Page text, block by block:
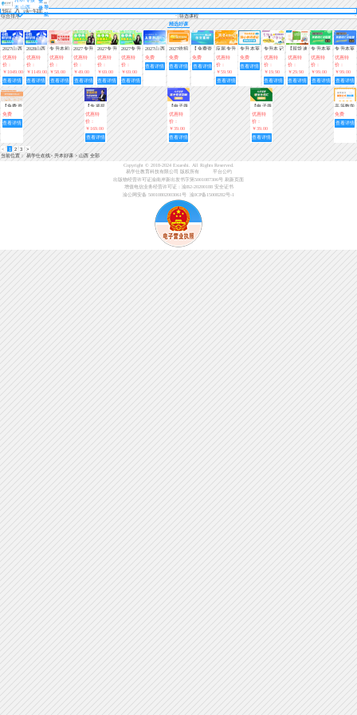
本 山西
登
录导
航
综合排序
筛选课程
精选好课
2027山西
专升本全
科畅学班
优惠特
价：
￥1049.00
查看详情
2028山西
专升本全
科畅学班
优惠特
价：
￥1149.00
查看详情
专升本初
级入门英
语教材
优惠特
价：
￥58.00
查看详情
2027专升
本春季
班-0基础
入门（语
文）【直
播课】
优惠特
价：
￥49.00
查看详情
2027专升
本春季
班-0基础
入门（英
语）【直
播+录
播】
优惠特
价：
￥69.00
查看详情
2027专升
本春季
班-0基础
入门（数
学）【直
播+录
优惠特
价：
￥69.00
查看详情
2027山西
专升本入
学测试
免费
查看详情
2027统招
专升本40
天速记专
升本单词
免费
查看详情
【免费资
料】大学
语文作文
素材汇总
免费
查看详情
应届专升
本初级入
门（英
语）视频
+资料
优惠特
价：
￥59.90
查看详情
专升本英
语核心单
词速记练
习3000题
免费
查看详情
专升本记
单词—
(趣味小
课堂)
优惠特
价：
￥19.90
查看详情
【现货速
发】全国
专升本英
语词汇一
本好词
优惠特
价：
￥29.90
查看详情
专升本英
语词汇训
练营（第
一期）
优惠特
价：
￥99.00
查看详情
专升本英
语词汇训
练营（第
二期）陈
能Allen
优惠特
价：
￥99.00
查看详情
【免费资
料】高等
数学基础
必背公式
免费
查看详情
【专项提
分】专升
本英语阅
读专项训
练营
优惠特
价：
￥169.00
查看详情
【电子题
库】大学
英语高分
专项突破
800题
优惠特
价：
￥39.00
查看详情
【电子题
库】大学
英语语法
与词汇
600题
优惠特
价：
￥39.00
查看详情
高等数学
基础公式
测试题
免费
查看详情
< 1 2 3
>
当前位置：易学仕在线> 升本好课 > 山西 全部
Copyright © 2018-2024 Exueshi. All Rights Reserved.
易学仕教育科技有限公司 版权所有
平台公约
出版物经营许可证渝南岸新出发书字第5001087306号
刷新页面
增值电信业务经营许可证：渝B2-20200188 安全证书
渝公网安备 50010802003061号
渝ICP备15008282号-1